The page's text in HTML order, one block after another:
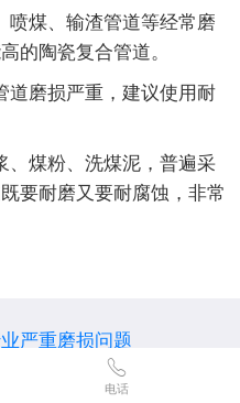
电话
煤、输渣管道等经常磨
的陶瓷复合管道。
磨损严重，建议使用耐
煤粉、洗煤泥，普遍采
要耐磨又要耐腐蚀，非常
严重磨损问题
应该注意什么？